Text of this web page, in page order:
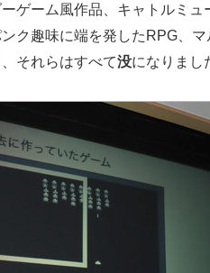
ゲーム風作品、キャトルミ
ク趣味に端を発したRPG、
それらはすべて没になりまし